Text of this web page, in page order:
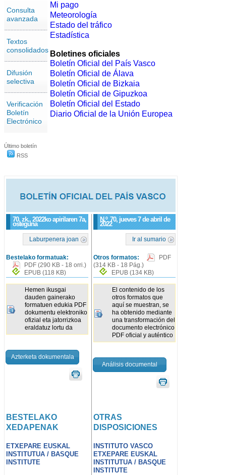
Consulta
avanzada
Textos
consolidados
Difusión
selectiva
Verificación
Boletín
Electrónico
Último boletín
RSS
70. zk., 2022ko apirilaren 7a,
osteguna
N.º70, jueves 7 de abril de
2022
Laburpenera joan
Bestelako formatuak:
PDF (290 KB - 18 orri.)
EPUB (118 KB)
Hemen ikusgai
dauden gainerako
formatuen edukia PDF
dokumentu elektroniko
ofizial eta jatorrizkoa
eraldatuz lortu da
Azterketa dokumentala
Ir al sumario
Otros formatos:
PDF
(314 KB - 18 Pág.)
EPUB(134 KB)
El contenido de los
otros formatos que
aquí se muestran, se
ha obtenido mediante
una transformación del
documento electrónico
PDF oficial y auténtico
Análisis documental
BESTELAKO
XEDAPENAK
OTRAS
DISPOSICIONES
ETXEPARE EUSKAL
INSTITUTUA / BASQUE
INSTITUTE
INSTITUTO VASCO
ETXEPARE EUSKAL
INSTITUTUA / BASQUE
INSTITUTE
Mi pago
Meteorología
Estado del tráfico
Estadística
Boletines oficiales
Boletín Oficial del País Vasco
Boletín Oficial de Álava
Boletín Oficial de Bizkaia
Boletín Oficial de Gipuzkoa
Boletín Oficial del Estado
Diario Oficial de la Unión Europea